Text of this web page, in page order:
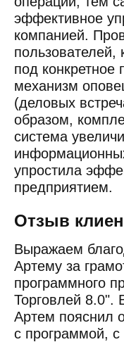
эффективное
компанией.
пользователей,
под конкретное
механизм
(деловых
образом,
система
упростила
предприятием.
Отзыв
Выражаем
Артему за
программного
Торговлей 8.0".
Артем пояснил
с программой, с